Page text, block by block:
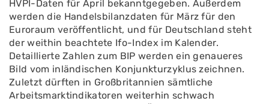
HVPI-Daten für April bekanntgegeben. Außerdem
werden die Handelsbilanzdaten für März für den
Euroraum veröffentlicht, und für Deutschland steht
der weithin beachtete Ifo-Index im Kalender.
Detaillierte Zahlen zum BIP werden ein genaueres
Bild vom inländischen Konjunkturzyklus zeichnen.
Zuletzt dürften in Großbritannien sämtliche
Arbeitsmarktindikatoren weiterhin schwach